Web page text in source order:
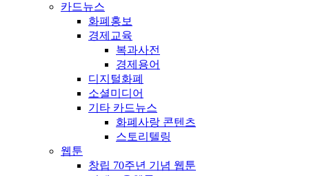
카드뉴스
화폐홍보
경제교육
복과사전
경제용어
디지털화폐
소셜미디어
기타 카드뉴스
화폐사랑 콘텐츠
스토리텔링
웹툰
창립 70주년 기념 웹툰